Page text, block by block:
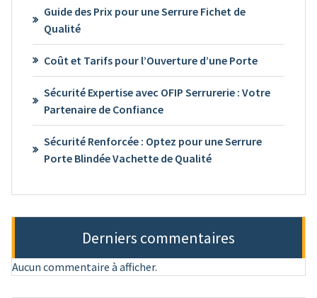
Guide des Prix pour une Serrure Fichet de
Qualité
Coût et Tarifs pour l’Ouverture d’une Porte
Sécurité Expertise avec OFIP Serrurerie : Votre
Partenaire de Confiance
Sécurité Renforcée : Optez pour une Serrure
Porte Blindée Vachette de Qualité
Derniers commentaires
Aucun commentaire à afficher.